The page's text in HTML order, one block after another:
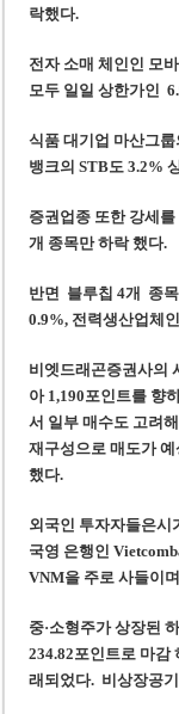
락했다.
전자 소매 체인인 모
모두 일일 상한가인
식품 대기업 마산그
뱅크의 STB도 3.2%
증권업종 또한 강세
개 종목만 하락 했다.
반면 블루칩 4개 종
0.9%, 전력생산업체
비엣드래곤증권사의
아 1,190포인트를 향
서 일부 매수도 고려
재구성으로 매도가
했다.
외국인 투자자들은
국영 은행인
VNM을 주로 사들이
중·소형주가 상장된
234.82포인트로 마감
래되었다. 비상장공